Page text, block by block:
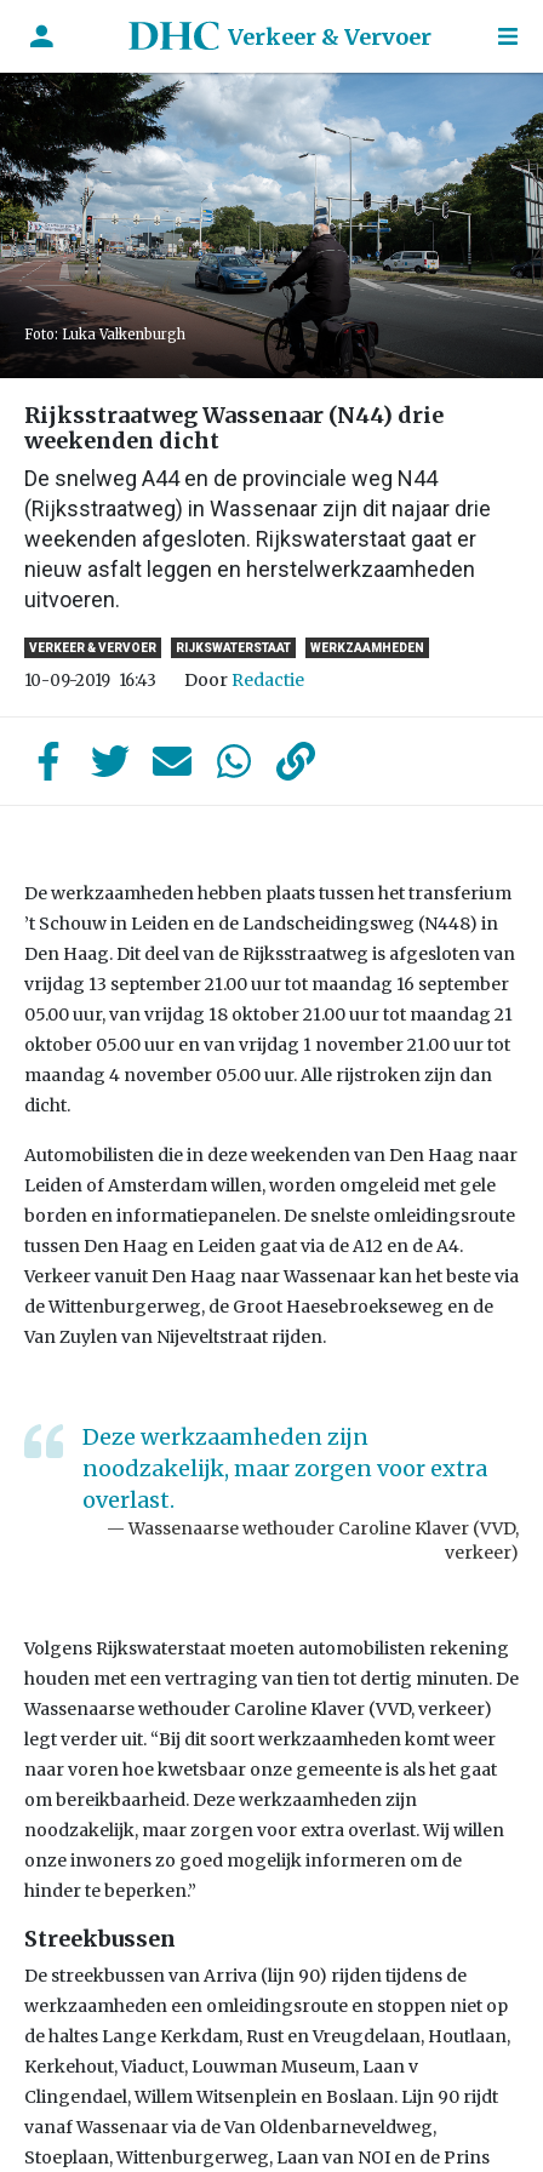
Verkeer & Vervoer
Foto: Luka Valkenburgh
Rijksstraatweg Wassenaar (N44) drie
weekenden dicht
De snelweg A44 en de provinciale weg N44
(Rijksstraatweg) in Wassenaar zijn dit najaar drie
weekenden afgesloten. Rijkswaterstaat gaat er
nieuw asfalt leggen en herstelwerkzaamheden
uitvoeren.
VERKEER & VERVOER RIJKSWATERSTAAT WERKZAAMHEDEN
10-09-2019 16:43 DoorRedactie
De werkzaamheden hebben plaats tussen het transferium
’t Schouw in Leiden en de Landscheidingsweg (N448) in
Den Haag. Dit deel van de Rijksstraatweg is afgesloten van
vrijdag 13 september 21.00 uur tot maandag 16 september
05.00 uur, van vrijdag 18 oktober 21.00 uur tot maandag 21
oktober 05.00 uur en van vrijdag 1 november 21.00 uur tot
maandag 4 november 05.00 uur. Alle rijstroken zijn dan
dicht.
Automobilisten die in deze weekenden van Den Haag naar
Leiden of Amsterdam willen, worden omgeleid met gele
borden en informatiepanelen. De snelste omleidingsroute
tussen Den Haag en Leiden gaat via de A12 en de A4.
Verkeer vanuit Den Haag naar Wassenaar kan het beste via
de Wittenburgerweg, de Groot Haesebroekseweg en de
Van Zuylen van Nijeveltstraat rijden.
Deze werkzaamheden zijn
noodzakelijk, maar zorgen voor extra
overlast.
Wassenaarse wethouder Caroline Klaver (VVD,
verkeer)
Volgens Rijkswaterstaat moeten automobilisten rekening
houden met een vertraging van tien tot dertig minuten. De
Wassenaarse wethouder Caroline Klaver (VVD, verkeer)
legt verder uit. “Bij dit soort werkzaamheden komt weer
naar voren hoe kwetsbaar onze gemeente is als het gaat
om bereikbaarheid. Deze werkzaamheden zijn
noodzakelijk, maar zorgen voor extra overlast. Wij willen
onze inwoners zo goed mogelijk informeren om de
hinder te beperken.”
Streekbussen
De streekbussen van Arriva (lijn 90) rijden tijdens de
werkzaamheden een omleidingsroute en stoppen niet op
de haltes Lange Kerkdam, Rust en Vreugdelaan, Houtlaan,
Kerkehout, Viaduct, Louwman Museum, Laan v
Clingendael, Willem Witsenplein en Boslaan. Lijn 90 rijdt
vanaf Wassenaar via de Van Oldenbarneveldweg,
Stoeplaan, Wittenburgerweg, Laan van NOI en de Prins